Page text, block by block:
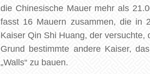
die Chinesische Mauer mehr als
fasst 16 Mauern zusammen, die in
Kaiser Qin Shi Huang, der
Grund bestimmte andere Kaiser,
„Walls“ zu bauen.